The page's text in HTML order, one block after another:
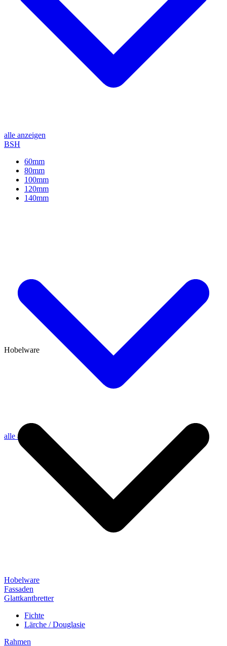
alle anzeigen
BSH
60mm
80mm
100mm
120mm
140mm
alle anzeigen
Hobelware
Hobelware
Fassaden
Glattkantbretter
Fichte
Lärche / Douglasie
Rahmen